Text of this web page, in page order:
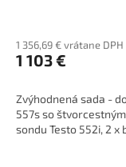
1 356,69 € vrátane DPH
1 103 €
Zvýhodnená sada -
557s so
sondu Testo 552i, 2